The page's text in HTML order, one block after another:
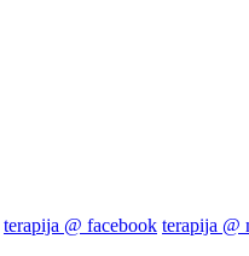
terapija @ facebook terapija @